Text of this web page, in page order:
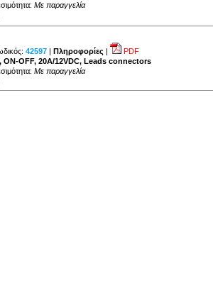
Με παραγγελία
42597 | Πληροφορίες |
PDF
OFF, 20A/12VDC, Leads connectors
Με παραγγελία